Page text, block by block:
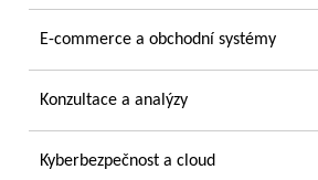
E-commerce a obchodní systémy
Konzultace a analýzy
Kyberbezpečnost a cloud